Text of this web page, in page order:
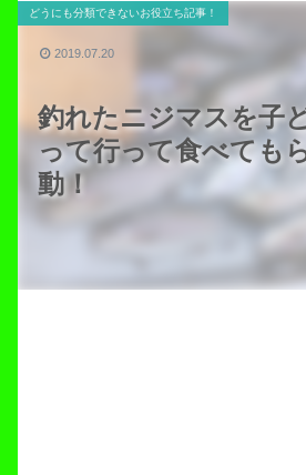
釣れたニジマスを子
って行って食べても
動！
どうにも分類できないお役立ち記事！
2019.07.20